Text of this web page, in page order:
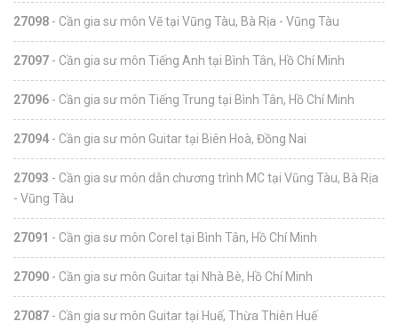
27098 - Cần gia sư môn Vẽ tại Vũng Tàu, Bà Rịa - Vũng Tàu
27097 - Cần gia sư môn Tiếng Anh tại Bình Tân, Hồ Chí Minh
27096 - Cần gia sư môn Tiếng Trung tại Bình Tân, Hồ Chí Minh
27094 - Cần gia sư môn Guitar tại Biên Hoà, Đồng Nai
27093 - Cần gia sư môn dẫn chương trình MC tại Vũng Tàu, Bà Rịa
- Vũng Tàu
27091 - Cần gia sư môn Corel tại Bình Tân, Hồ Chí Minh
27090 - Cần gia sư môn Guitar tại Nhà Bè, Hồ Chí Minh
27087 - Cần gia sư môn Guitar tại Huế, Thừa Thiên Huế